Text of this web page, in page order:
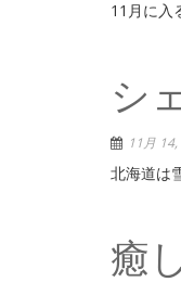
11月に入
シ
11月
北海道は
癒